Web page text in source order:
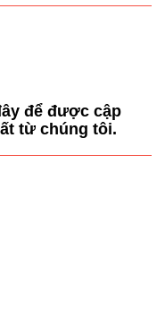
để được cập
từ chúng tôi.